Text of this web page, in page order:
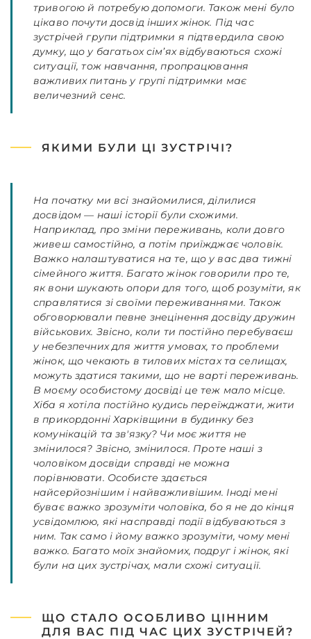
тривогою й потребую допомоги. Також мені було
цікаво почути досвід інших жінок. Під час
зустрічей групи підтримки я підтвердила свою
думку, що у багатьох сім’ях відбуваються схожі
ситуації, тож навчання, пропрацювання
важливих питань у групі підтримки має
величезний сенс.
ЯКИМИ БУЛИ ЦІ ЗУСТРІЧІ?
На початку ми всі знайомилися, ділилися
досвідом — наші історії були схожими.
Наприклад, про зміни переживань, коли довго
живеш самостійно, а потім приїжджає чоловік.
Важко налаштуватися на те, що у вас два тижні
сімейного життя. Багато жінок говорили про те,
як вони шукають опори для того, щоб розуміти, як
справлятися зі своїми переживаннями. Також
обговорювали певне знецінення досвіду дружин
військових. Звісно, коли ти постійно перебуваєш
у небезпечних для життя умовах, то проблеми
жінок, що чекають в тилових містах та селищах,
можуть здатися такими, що не варті переживань.
В моєму особистому досвіді це теж мало місце.
Хіба я хотіла постійно кудись переїжджати, жити
в прикордонні Харківщини в будинку без
комунікацій та зв'язку? Чи моє життя не
змінилося? Звісно, змінилося. Проте наші з
чоловіком досвіди справді не можна
порівнювати. Особисте здається
найсерйознішим і найважливішим. Іноді мені
буває важко зрозуміти чоловіка, бо я не до кінця
усвідомлюю, які насправді події відбуваються з
ним. Так само і йому важко зрозуміти, чому мені
важко. Багато моїх знайомих, подруг і жінок, які
були на цих зустрічах, мали схожі ситуації.
ЩО СТАЛО ОСОБЛИВО ЦІННИМ
ДЛЯ ВАС ПІД ЧАС ЦИХ ЗУСТРІЧЕЙ?